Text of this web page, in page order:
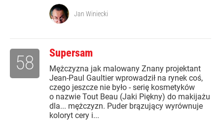
Jan Winiecki
Supersam
Mężczyzna jak malowany Znany projektant
Jean-Paul Gaultier wprowadził na rynek coś,
czego jeszcze nie było - serię kosmetyków
o nazwie Tout Beau (Jaki Piękny) do makijażu
dla... mężczyzn. Puder brązujący wyrównuje
koloryt cery i...
58